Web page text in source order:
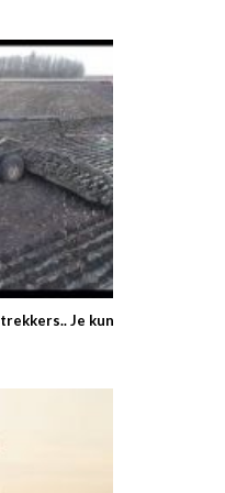
Je kunt zo wel goed